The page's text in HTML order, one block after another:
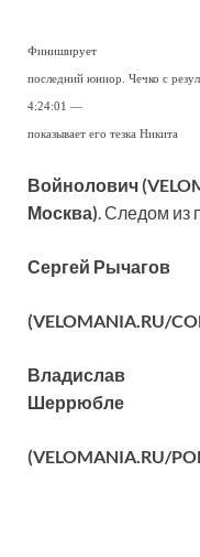
Финиширует
последний юниор. Чечко с
4:24:01 —
показывает его тезка Никита
Войнолович
Москва). Следом из
Сергей Рычагов
(VELOMANIA.RU/
Владислав
Шеррюбле
(VELOMANIA.RU/